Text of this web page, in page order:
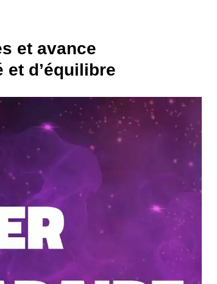
et avance
et d’équilibre